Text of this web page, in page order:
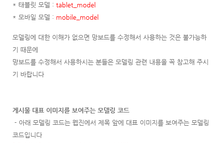
* 태블릿 모델 : tablet_model
* 모바일 모델 : mobile_model
모델링에 대한 이해가 없으면 망보드를 수정해서 사용하는 것은 불가능하
기 때문에
망보드를 수정해서 사용하시는 분들은 모델링 관련 내용을 꼭 참고해 주시
기 바랍니다
게시물 대표 이미지를 보여주는 모델링 코드
- 아래 모델링 코드는 웹진에서 제목 앞에 대표 이미지를 보여주는 모델링
코드입니다